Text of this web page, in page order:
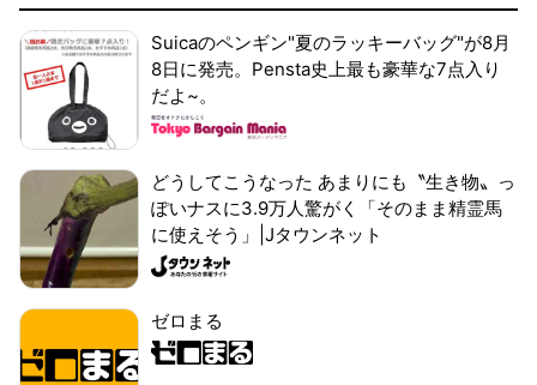
Suicaのペンギン"夏のラッキーバッグ"が8月
8日に発売。Pensta史上最も豪華な7点入り
だよ~。
どうしてこうなった あまりにも〝生き物〟っ
ぽいナスに3.9万人驚がく「そのまま精霊馬
に使えそう」|Jタウンネット
ゼロまる